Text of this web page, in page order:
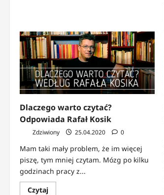
pisaniu!
Dlaczego warto czytać?
Odpowiada Rafał Kosik
Zdziwiony 25.04.2020 0
Mam taki mały problem, że im więcej
piszę, tym mniej czytam. Mózg po kilku
godzinach pracy z...
CzytajDowiedz